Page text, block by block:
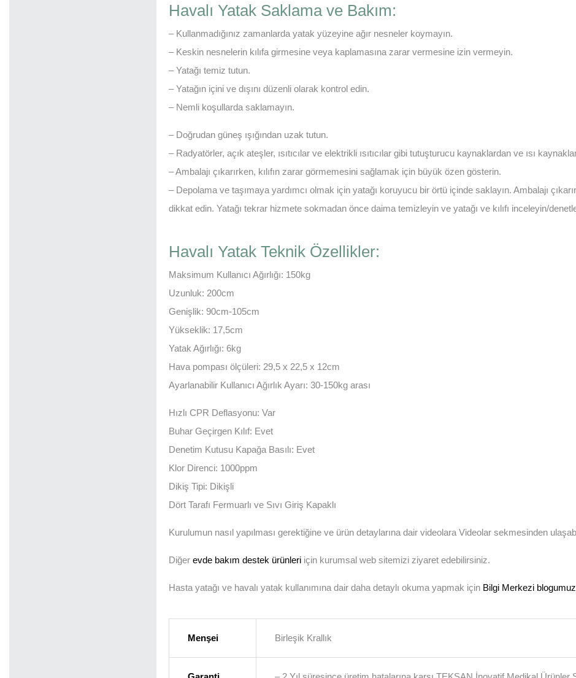
Havalı Yatak Saklama ve Bakım:
– Kullanmadığınız zamanlarda yatak yüzeyine ağır nesneler koymayın.
– Keskin nesnelerin kılıfa girmesine veya kaplamasına zarar vermesine izin vermeyin.
– Yatağı temiz tutun.
– Yatağın içini ve dışını düzenli olarak kontrol edin.
– Nemli koşullarda saklamayın.
– Doğrudan güneş ışığından uzak tutun.
– Radyatörler, açık ateşler, ısıtıcılar ve elektrikli ısıtıcılar gibi tutuşturucu kaynaklardan ve ısı
– Ambalajı çıkarırken, kılıfın zarar görmemesini sağlamak için büyük özen gösterin.
– Depolama ve taşımaya yardımcı olmak için yatağı koruyucu bir örtü içinde saklayın. Ambalajı
dikkat edin. Yatağı tekrar hizmete sokmadan önce daima temizleyin ve yatağı ve kılıfı inceleyin/
Havalı Yatak Teknik Özellikler:
Maksimum Kullanıcı Ağırlığı: 150kg
Uzunluk: 200cm
Genişlik: 90cm-105cm
Yükseklik: 17,5cm
Yatak Ağırlığı: 6kg
Hava pompası ölçüleri: 29,5 x 22,5 x 12cm
Ayarlanabilir Kullanıcı Ağırlık Ayarı: 30-150kg arası
Hızlı CPR Deflasyonu: Var
Buhar Geçirgen Kılıf: Evet
Denetim Kutusu Kapağa Basılı: Evet
Klor Direnci: 1000ppm
Dikiş Tipi: Dikişli
Dört Tarafı Fermuarlı ve Sıvı Giriş Kapaklı
Kurulumun nasıl yapılması gerektiğine ve ürün detaylarına dair videolara Videolar sekmesinden
Diğer evde bakım destek ürünleri için kurumsal web sitemizi ziyaret edebilirsiniz.
Hasta yatağı ve havalı yatak kullanımına dair daha detaylı okuma yapmak için Bilgi Merkezi
Menşei Birleşik Krallık